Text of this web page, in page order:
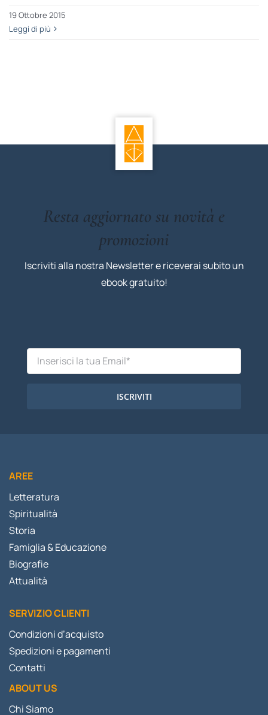
19 Ottobre 2015
Leggi di più
Resta aggiornato su novità e
promozioni
Iscriviti alla nostra Newsletter e riceverai subito un
ebook gratuito!
ISCRIVITI
AREE
Letteratura
Spiritualità
Storia
Famiglia & Educazione
Biografie
Attualità
SERVIZIO CLIENTI
Condizioni d’acquisto
Spedizioni e pagamenti
Contatti
ABOUT US
Chi Siamo